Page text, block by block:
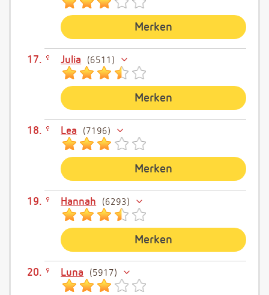
Merken
Julia 6511
Merken
Lea 7196
Merken
Hannah 6293
Merken
Luna 5917